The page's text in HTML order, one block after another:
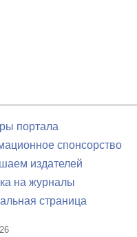
портала
спонсорство
издателей
на журналы
страница